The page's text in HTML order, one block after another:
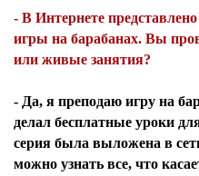
- В Интернете
игры на барабанах. Вы
или живые занятия?
- Да, я преподаю игру на
делал бесплатные уроки
серия была выложена в
можно узнать все, что